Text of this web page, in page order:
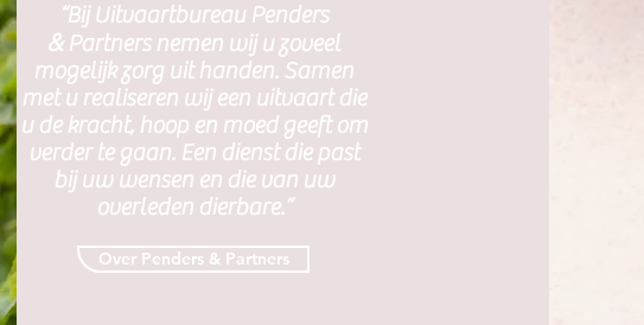
“Bij Uitvaartbureau Penders
&Partners nemen wij u zoveel
mogelijk zorg uit handen. Samen
met u realiseren wij een uitvaart die
u de kracht, hoop en moed geeft om
verder te gaan. Een dienst die past
bij uw wensen en die van uw
overleden dierbare.”
Over Penders & Partners